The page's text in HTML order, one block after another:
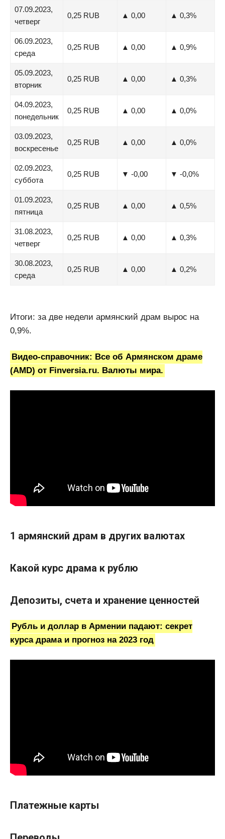
07.09.2023,
четверг
0,25 RUB ▲ 0,00 ▲ 0,3%
06.09.2023,
среда
0,25 RUB ▲ 0,00 ▲ 0,9%
05.09.2023,
вторник
0,25 RUB ▲ 0,00 ▲ 0,3%
04.09.2023,
понедельник
0,25 RUB ▲ 0,00 ▲ 0,0%
03.09.2023,
воскресенье
0,25 RUB ▲ 0,00 ▲ 0,0%
02.09.2023,
суббота
0,25 RUB ▼ -0,00 ▼ -0,0%
01.09.2023,
пятница
0,25 RUB ▲ 0,00 ▲ 0,5%
31.08.2023,
четверг
0,25 RUB ▲ 0,00 ▲ 0,3%
30.08.2023,
среда
0,25 RUB ▲ 0,00 ▲ 0,2%
Итоги: за две недели армянский драм вырос на
0,9%.
Видео-справочник: Все об Армянском драме
(AMD) от Finversia.ru. Валюты мира.
1 армянский драм в других валютах
Какой курс драма к рублю
Депозиты, счета и хранение ценностей
Рубль и доллар в Армении падают: секрет
курса драма и прогноз на 2023 год
Платежные карты